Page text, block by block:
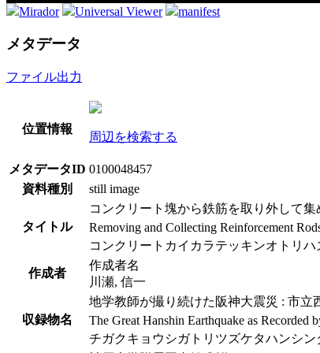
Mirador Universal Viewer manifest
メタデータ
ファイル出力
位置情報
周辺を検索する
メタデータID 0100048457
資料種別
still image
タイトル
コンクリート塊から鉄筋を取り外して
Removing and Collecting Reinforcement
コンクリートカイカラテッキンオトリ
作成者
作成者名
川瀬, 信一
収録物名
地学教師が撮り続けた阪神大震災 : 市立
The Great Hanshin Earthquake as Recorded
チガクキョウシガトリツズケタハンシ